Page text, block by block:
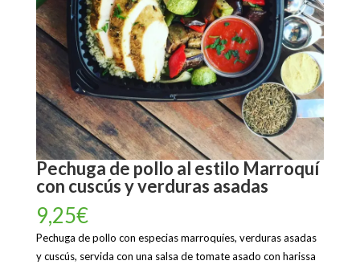
Pechuga de pollo al estilo Marroquí
con cuscús y verduras asadas
9,25€
Pechuga de pollo con especias marroquíes, verduras asadas
y cuscús, servida con una salsa de tomate asado con harissa